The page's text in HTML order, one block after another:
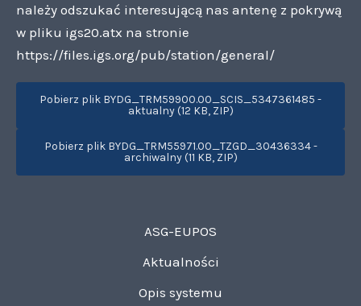
należy odszukać interesującą nas antenę z pokrywą
w pliku igs20.atx na stronie
https://files.igs.org/pub/station/general/
Pobierz plik BYDG_TRM59900.00_SCIS_5347361485 -
aktualny (12 KB, ZIP)
Pobierz plik BYDG_TRM55971.00_TZGD_30436334 -
archiwalny (11 KB, ZIP)
ASG-EUPOS
Aktualności
Opis systemu